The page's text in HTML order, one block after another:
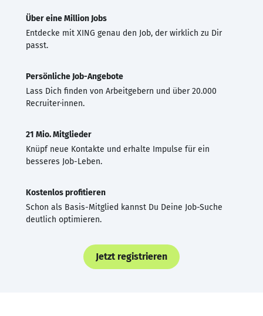
Über eine Million Jobs
Entdecke mit XING genau den Job, der wirklich zu Dir
passt.
Persönliche Job-Angebote
Lass Dich finden von Arbeitgebern und über 20.000
Recruiter·innen.
21 Mio. Mitglieder
Knüpf neue Kontakte und erhalte Impulse für ein
besseres Job-Leben.
Kostenlos profitieren
Schon als Basis-Mitglied kannst Du Deine Job-Suche
deutlich optimieren.
Jetzt registrieren